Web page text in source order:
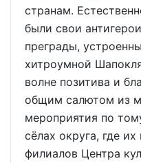
странам.
были свои
преграды,
хитроумной
волне позитива и
общим салютом из
мероприятия по
сёлах округа, где
филиалов Центра